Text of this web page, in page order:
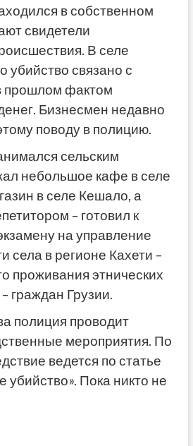
в собственном
свидетели
В селе
убийство связано с
прошлом фактом
Бизнесмен недавно
поводу в полицию.
сельским
небольшое кафе в селе
в селе Кешало, а
– готовил к
на управление
села в регионе Кахети –
проживания этнических
граждан Грузии.
полиция проводит
мероприятия. По
ведется по статье
Пока никто не